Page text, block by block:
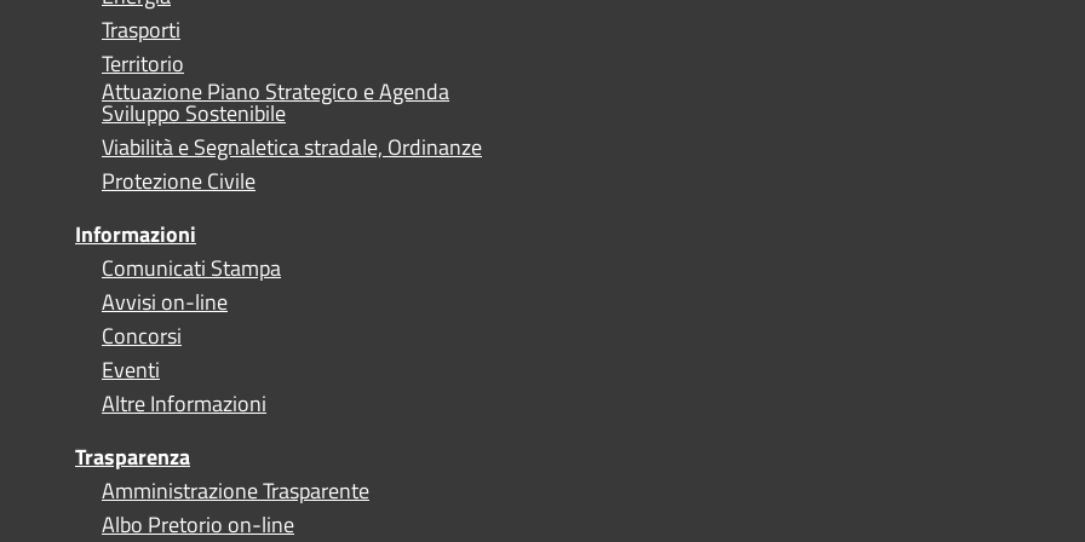
Trasporti
Territorio
Attuazione Piano Strategico e Agenda
Sviluppo Sostenibile
Viabilità e Segnaletica stradale, Ordinanze
Protezione Civile
Informazioni
Comunicati Stampa
Avvisi on-line
Concorsi
Eventi
Altre Informazioni
Trasparenza
Amministrazione Trasparente
Albo Pretorio on-line